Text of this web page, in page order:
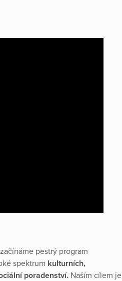
pestrý program
spektrum kulturních,
poradenství. Naším cílem je